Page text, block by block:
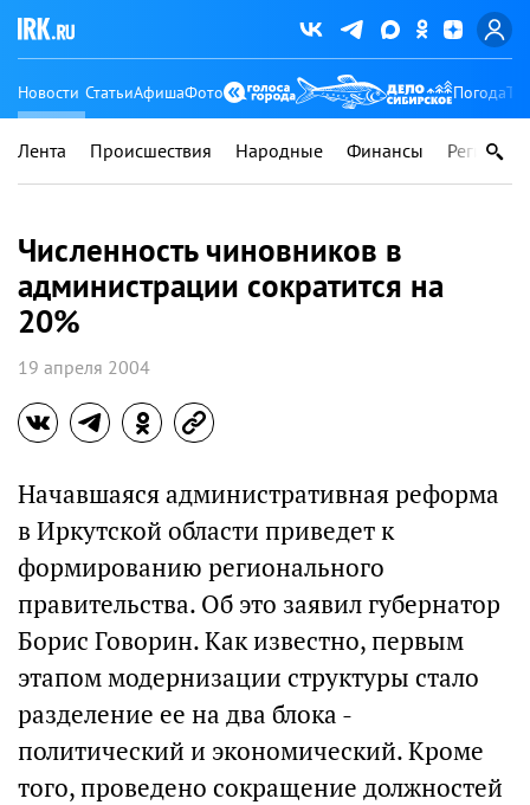
Новости СтатьиАфишаФото Погода
Лента Происшествия Народные Финансы Регионы
Численность чиновников в
администрации сократится на
20%
19 апреля 2004
Начавшаяся административная реформа
в Иркутской области приведет к
формированию регионального
правительства. Об это заявил губернатор
Борис Говорин. Как известно, первым
этапом модернизации структуры стало
разделение ее на два блока -
политический и экономический. Кроме
того, проведено сокращение должностей